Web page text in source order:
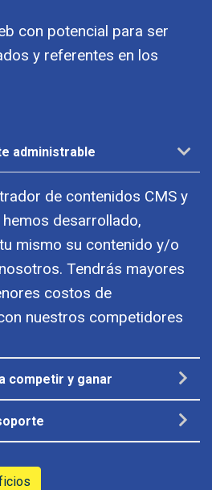
con potencial para ser
y referentes en los
administrable
de contenidos CMS y
desarrollado,
mismo su contenido y/o
Tendrás mayores
costos de
nuestros competidores
competir y ganar